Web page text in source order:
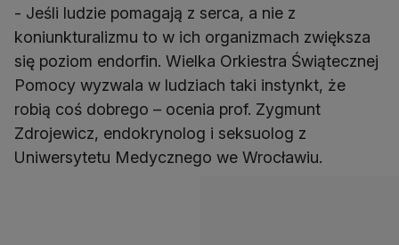
- Jeśli ludzie pomagają z serca, a nie z
koniunkturalizmu to w ich organizmach zwiększa
się poziom endorfin. Wielka Orkiestra Świątecznej
Pomocy wyzwala w ludziach taki instynkt, że
robią coś dobrego – ocenia prof. Zygmunt
Zdrojewicz, endokrynolog i seksuolog z
Uniwersytetu Medycznego we Wrocławiu.